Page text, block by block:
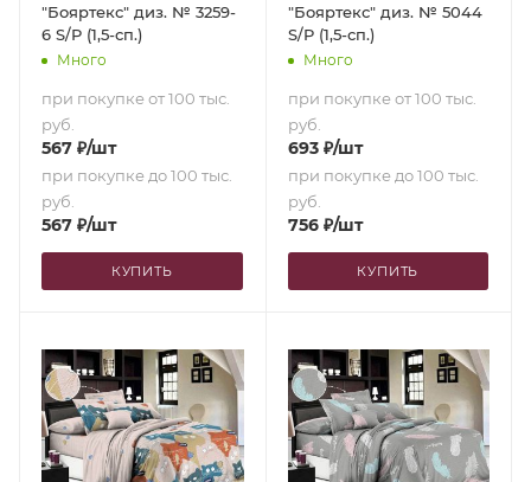
"Бояртекс" диз. № 3259-
6 S/P (1,5-сп.)
Много
при покупке от 100 тыс.
руб.
567 ₽/шт
при покупке до 100 тыс.
руб.
567 ₽/шт
КУПИТЬ
"Бояртекс" диз. № 5044
S/P (1,5-сп.)
Много
при покупке от 100 тыс.
руб.
693₽/шт
при покупке до 100 тыс.
руб.
756₽/шт
КУПИТЬ